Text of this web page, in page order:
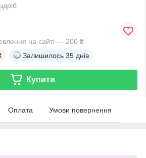
на сайті — 200 ₴
Залишилось 35 днів
Купити
Оплата Умови повернення